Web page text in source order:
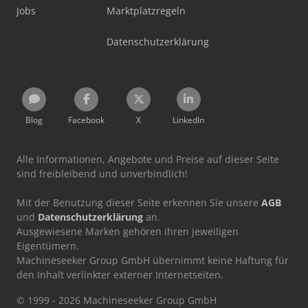
Jobs Marktplatzregeln
Datenschutzerklärung
Blog Facebook X LinkedIn
Alle Informationen, Angebote und Preise auf dieser Seite
sind freibleibend und unverbindlich!
Mit der Benutzung dieser Seite erkennen Sie unsere AGB
und Datenschutzerklärung an.
Ausgewiesene Marken gehören ihren jeweiligen
Eigentümern.
Machineseeker Group GmbH übernimmt keine Haftung für
den Inhalt verlinkter externer Internetseiten.
© 1999 - 2026 Machineseeker Group GmbH